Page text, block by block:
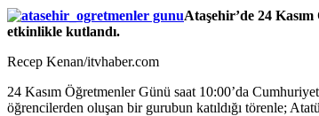
Ataşehir’de 24
etkinlikle kutlandı.
Recep Kenan/itvhaber.com
24 Kasım Öğretmenler Günü saat 10:00’da
öğrencilerden oluşan bir gurubun katıldığı törenle;